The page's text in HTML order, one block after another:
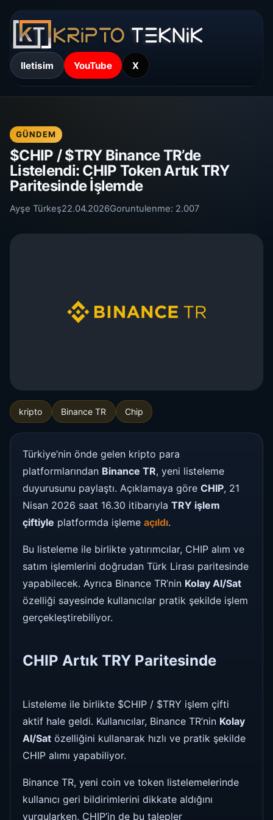
Iletisim YouTube X
GÜNDEM
$CHIP / $TRY Binance TR’de
Listelendi: CHIP Token Artık TRY
Paritesinde İşlemde
Ayşe Türkeş22.04.2026Goruntulenme: 2.007
kripto Binance TR Chip
Türkiye’nin önde gelen kripto para
platformlarından Binance TR, yeni listeleme
duyurusunu paylaştı. Açıklamaya göre CHIP, 21
Nisan 2026 saat 16.30 itibarıyla TRY işlem
çiftiyle platformda işleme açıldı.
Bu listeleme ile birlikte yatırımcılar, CHIP alım ve
satım işlemlerini doğrudan Türk Lirası paritesinde
yapabilecek. Ayrıca Binance TR’nin Kolay Al/Sat
özelliği sayesinde kullanıcılar pratik şekilde işlem
gerçekleştirebiliyor.
CHIP Artık TRY Paritesinde
Listeleme ile birlikte $CHIP / $TRY işlem çifti
aktif hale geldi. Kullanıcılar, Binance TR’nin Kolay
Al/Sat özelliğini kullanarak hızlı ve pratik şekilde
CHIP alımı yapabiliyor.
Binance TR, yeni coin ve token listelemelerinde
kullanıcı geri bildirimlerini dikkate aldığını
vurgularken, CHIP’in de bu talepler